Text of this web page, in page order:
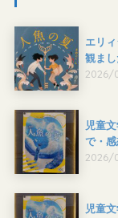
エリ
観まし
2026/
児童
で・
2026/
児童